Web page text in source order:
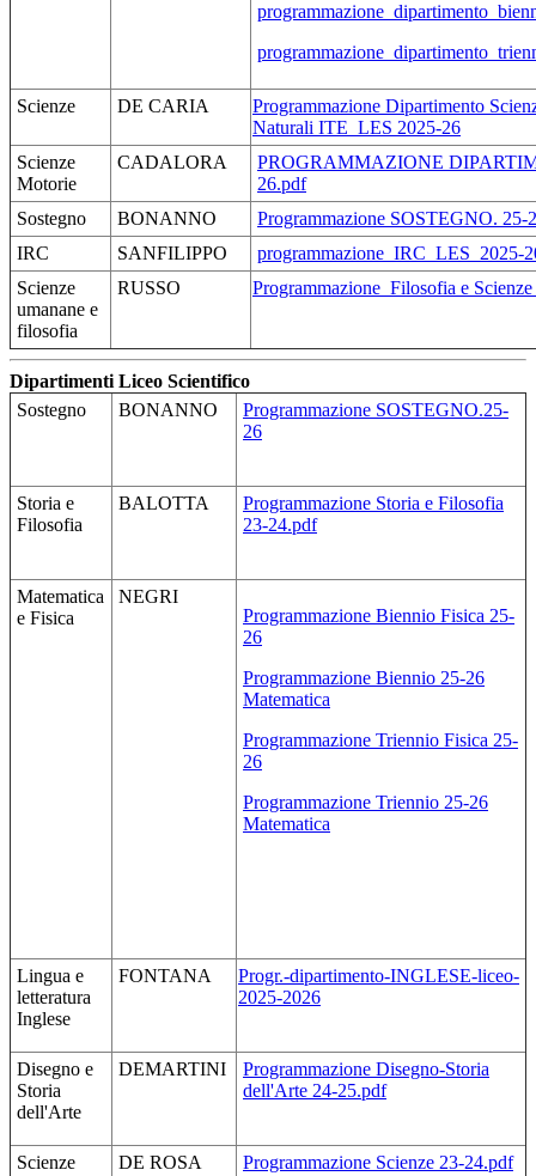
Scienze DE CARIA
Programmazione Dipartimento
Naturali ITE_LES 2025-26
Scienze
Motorie
CADALORA
PROGRAMMAZIONE
26.pdf
Sostegno
BONANNO
Programmazione SOSTEGNO. 25-
IRC
SANFILIPPO
programmazione_IRC_LES_2025-
Scienze
umanane e
filosofia
RUSSO Programmazione_Filosofia e
Dipartimenti Liceo Scientifico
Sostegno
BONANNO
Programmazione SOSTEGNO.25-
26
Storia e
Filosofia
BALOTTA
Programmazione Storia e Filosofia
23-24.pdf
Matematica
e Fisica
NEGRI
Programmazione Biennio Fisica 25-
26
Programmazione Biennio 25-26
Matematica
Programmazione Triennio Fisica 25-
26
Programmazione Triennio 25-26
Matematica
Lingua e
letteratura
Inglese
FONTANA
Progr.-dipartimento-INGLESE-liceo-
2025-2026
Disegno e
Storia
dell'Arte
DEMARTINI
Programmazione Disegno-Storia
dell'Arte 24-25.pdf
Scienze DE ROSA Programmazione Scienze 23-24.pdf